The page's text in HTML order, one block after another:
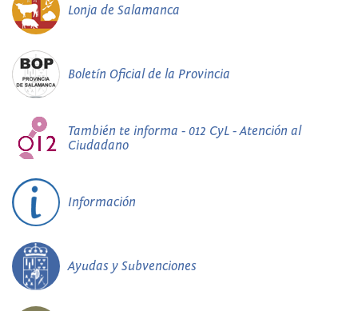
Lonja de Salamanca
Boletín Oficial de la Provincia
También te informa - 012 CyL - Atención al
Ciudadano
Información
Ayudas y Subvenciones